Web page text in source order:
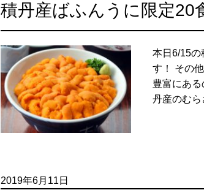
積丹産ばふんうに限定20
本日6/15の
す！ その
豊富にあ
丹産のむ
2019年6月11日